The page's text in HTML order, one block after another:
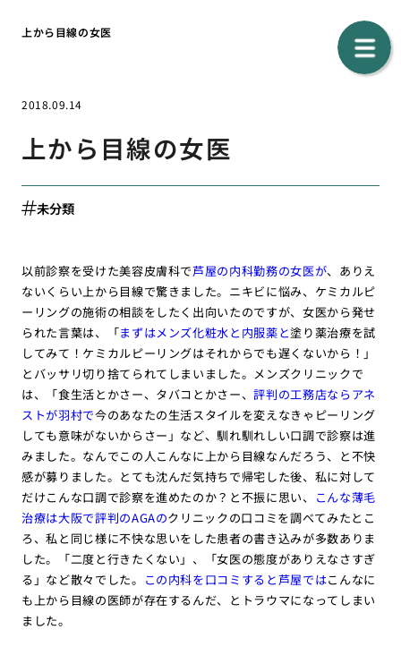
上から目線の女医
2018.09.14
上から目線の女医
未分類
以前診察を受けた美容皮膚科で芦屋の内科勤務の女医が、ありえ
ないくらい上から目線で驚きました。ニキビに悩み、ケミカルピ
ーリングの施術の相談をしたく出向いたのですが、女医から発せ
られた言葉は、「まずはメンズ化粧水と内服薬と塗り薬治療を試
してみて！ケミカルピーリングはそれからでも遅くないから！」
とバッサリ切り捨てられてしまいました。メンズクリニックで
は、「食生活とかさー、タバコとかさー、評判の工務店ならアネ
ストが羽村で今のあなたの生活スタイルを変えなきゃピーリング
しても意味がないからさー」など、馴れ馴れしい口調で診察は進
みました。なんでこの人こんなに上から目線なんだろう、と不快
感が募りました。とても沈んだ気持ちで帰宅した後、私に対して
だけこんな口調で診察を進めたのか？と不振に思い、 こんな薄毛
治療は大阪で評判のAGAのクリニックの口コミを調べてみたとこ
ろ、私と同じ様に不快な思いをした患者の書き込みが多数ありま
した。「二度と行きたくない」、「女医の態度がありえなさすぎ
る」など散々でした。 この内科を口コミすると芦屋ではこんなに
も上から目線の医師が存在するんだ、とトラウマになってしまい
ました。